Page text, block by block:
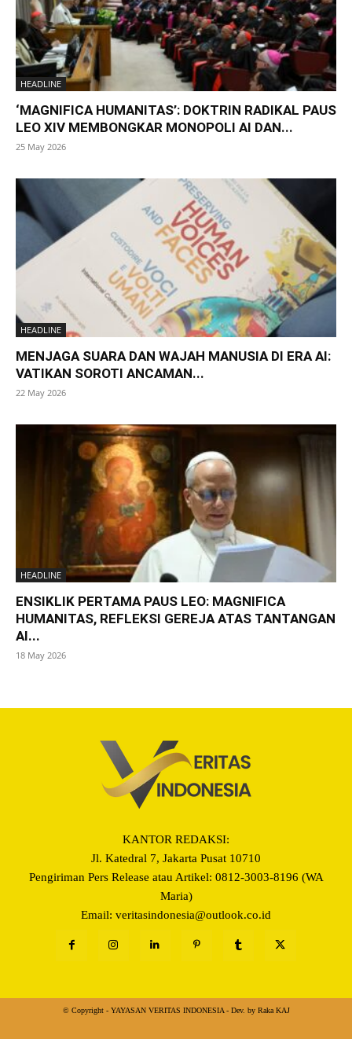
HEADLINE
‘MAGNIFICA HUMANITAS’: DOKTRIN RADIKAL PAUS
LEO XIV MEMBONGKAR MONOPOLI AI DAN...
25 May 2026
HEADLINE
MENJAGA SUARA DAN WAJAH MANUSIA DI ERA AI:
VATIKAN SOROTI ANCAMAN...
22 May 2026
HEADLINE
ENSIKLIK PERTAMA PAUS LEO: MAGNIFICA
HUMANITAS, REFLEKSI GEREJA ATAS TANTANGAN
AI...
18 May 2026
KANTOR REDAKSI:
Jl. Katedral 7, Jakarta Pusat 10710
Pengiriman Pers Release atau Artikel: 0812-3003-8196 (WA
Maria)
Email: veritasindonesia@outlook.co.id
© Copyright - YAYASAN VERITAS INDONESIA - Dev. by Raka KAJ